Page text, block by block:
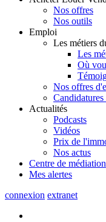
Nos offres
Nos outils
Emploi
Les métiers
Les
Où
Nos offres
Candidatures
Actualités
Podcasts
Vidéos
Prix de
Nos actus
Centre de médiation
Mes alertes
connexion extranet